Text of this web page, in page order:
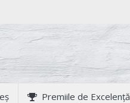
Premiile de Excelență